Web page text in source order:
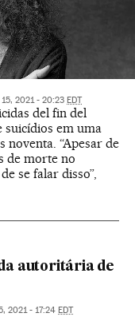
15, 2021 - 20:23 EDT
del fin del
suicídios em uma
noventa. “Apesar de
de morte no
se falar disso”,
autoritária de
2021 - 17:24 EDT